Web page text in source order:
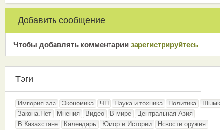
Добавить сообщение
Чтобы добавлять комментарии зарeгиcтрирyйтeсь
Тэги
Империя зла Экономика ЧП Наука и техника Политика
Закона.Нет
Мнения Видео В мире
Центральная Азия
В Казахстане
Календарь Юмор и Истории
Новости оружия